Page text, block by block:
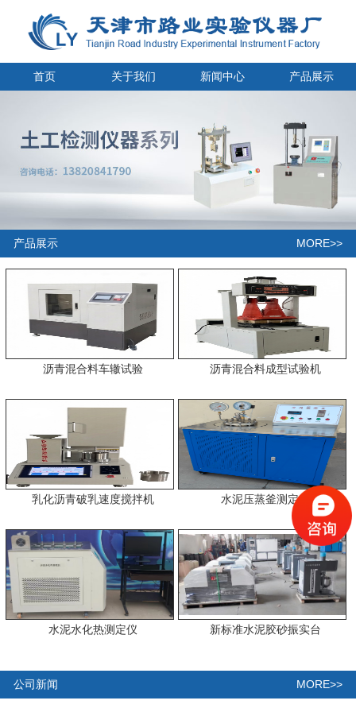
首页 关于我们 新闻中心 产品展示
产品展示 MORE>>
沥青混合料车辙试验 沥青混合料成型试验机
乳化沥青破乳速度搅拌机 水泥压蒸釜测定仪
水泥水化热测定仪 新标准水泥胶砂振实台
公司新闻 MORE>>